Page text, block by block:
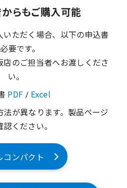
らもご購入可能
ただく場合、以下の申込書
要です。
のご担当者へお渡しくださ
い。
PDF / Excel
法が異なります。製品ページ
認ください。
コンパクト